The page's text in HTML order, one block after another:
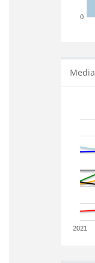
0
Media
2021